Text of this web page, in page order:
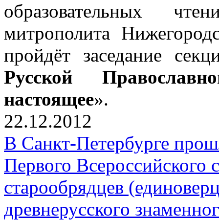
образовательных
митрополита
пройдёт заседание
Русской
настоящее».
22.12.2012
В Санкт-Петербурге
Первого Всероссийского
старообрядцев
древнерусского